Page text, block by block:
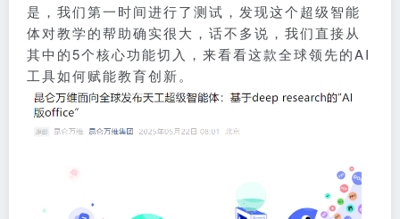
是，我们第一时间进行了测试，发现这个超级智能
体对教学的帮助确实很大，话不多说，我们直接从
其中的5个核心功能切入，来看看这款全球领先的AI
工具如何赋能教育创新。